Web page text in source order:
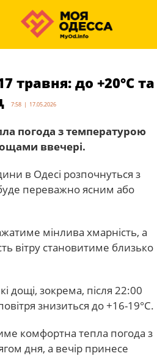
травня: до +20°С та
7:58 | 17.05.2026
погода з температурою
ввечері.
в Одесі розпочнуться з
переважно ясним або
мінлива хмарність, а
вітру становитиме близько
дощі, зокрема, після 22:00
знизиться до +16-19°С.
комфортна тепла погода з
дня, а вечір принесе